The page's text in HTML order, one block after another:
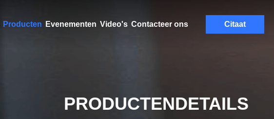
Producten Evenementen Video's Contacteer ons Citaat
PRODUCTENDETAILS